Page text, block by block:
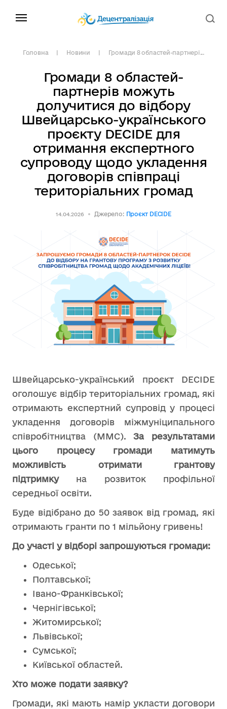
Головна Новини Громади 8 областей-партнері...
Громади 8 областей-
партнерів можуть
долучитися до відбору
Швейцарсько-українського
проєкту DECIDE для
отримання експертного
супроводу щодо укладення
договорів співпраці
територіальних громад
14.04.2026 Джерело: Проєкт DECIDE
Швейцарсько-український проєкт DECIDE
оголошує відбір територіальних громад, які
отримають експертний супровід у процесі
укладення договорів міжмуніципального
співробітництва (ММС).За результатами
цього процесу громади матимуть
можливість отримати грантову
підтримкуна розвиток профільної
середньої освіти.
Буде відібрано до 50 заявок від громад, які
отримають гранти по 1 мільйону гривень!
До участі у відборі запрошуються громади:
Одеської;
Полтавської;
Івано-Франківської;
Чернігівської;
Житомирської;
Львівської;
Сумської;
Київської областей.
Хто може подати заявку?
Громади, які мають намір укласти договори